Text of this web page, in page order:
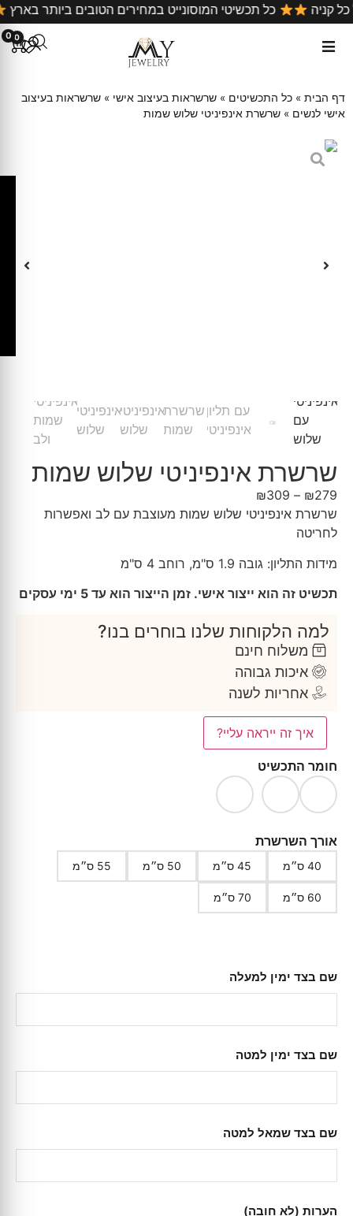
על כל קניה כל תכשיטי המוסונייט במחירים הטובים ביותר
0 0
דף הבית » כל התכשיטים » שרשראות בעיצוב אישי » שרשראות בעיצוב
אישי לנשים » שרשרת אינפיניטי שלוש שמות
שרשרת אינפיניטי שלוש שמות
₪279
–
₪309
שרשרת אינפיניטי שלוש שמות מעוצבת עם לב ואפשרות
לחריטה
מידות התליון: גובה 1.9 ס"מ, רוחב 4 ס"מ
תכשיט זה הוא ייצור אישי. זמן הייצור הוא עד 5 ימי עסקים
למה הלקוחות שלנו בוחרים בנו?
משלוח חינם
איכות גבוהה
אחריות לשנה
איך זה ייראה עליי?
חומר התכשיט
אורך השרשרת
40 ס״מ 45 ס״מ 50 ס״מ 55 ס״מ
60 ס״מ 70 ס״מ
שם בצד ימין למעלה
שם בצד ימין למטה
שם בצד שמאל למטה
הערות (לא חובה)